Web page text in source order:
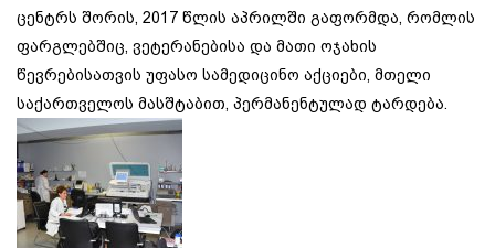
ცენტრს შორის, 2017 წლის აპრილში გაფორმდა, რომლის
ფარგლებშიც, ვეტერანებისა და მათი ოჯახის
წევრებისათვის უფასო სამედიცინო აქციები, მთელი
საქართველოს მასშტაბით, პერმანენტულად ტარდება.